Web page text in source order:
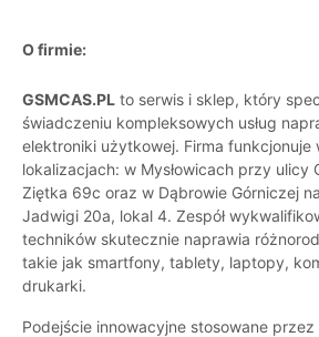
O firmie:
GSMCAS.PL to serwis i sklep, który
świadczeniu kompleksowych usług
elektroniki użytkowej. Firma funkcjonuje
lokalizacjach: w Mysłowicach przy ulicy
Ziętka 69c oraz w Dąbrowie Górniczej
Jadwigi 20a, lokal 4. Zespół
techników skutecznie naprawia
takie jak smartfony, tablety, laptopy,
drukarki.
Podejście innowacyjne stosowane przez